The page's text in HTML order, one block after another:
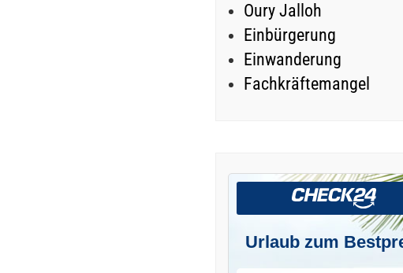
Oury Jalloh
Einbürgerung
Einwanderung
Fachkräftemangel
Urlaub zum